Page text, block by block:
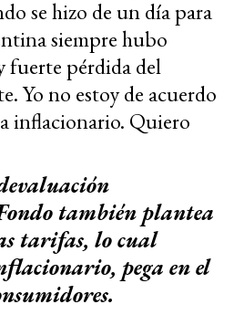
se hizo de un día para
siempre hubo
fuerte pérdida del
Yo no estoy de acuerdo
inflacionario. Quiero
también plantea
tarifas, lo cual
pega en el